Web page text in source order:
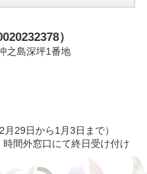
）
之島深坪1番地
29日から1月3日まで）
間外窓口にて終日受け付け